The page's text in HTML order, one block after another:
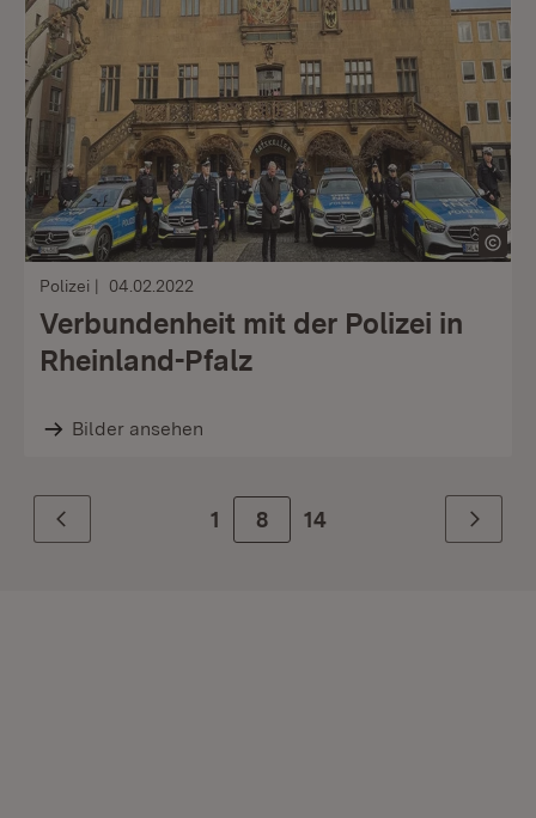
Polizei 04.02.2022
Verbundenheit mit der Polizei in
Rheinland-Pfalz
Bilder ansehen
Zurück 1 Zur Seite
8 14 Weiter